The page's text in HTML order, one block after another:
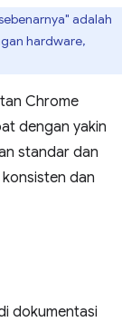
adalah
hardware,
Chrome
dengan yakin
standar dan
dan
dokumentasi